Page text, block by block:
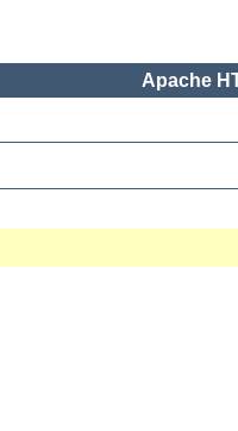
Apache